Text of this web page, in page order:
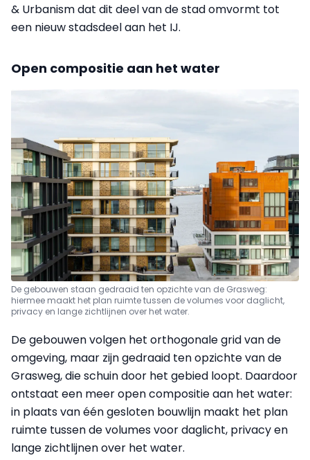
& Urbanism dat dit deel van de stad omvormt tot
een nieuw stadsdeel aan het IJ.
Open compositie aan het water
De gebouwen staan gedraaid ten opzichte van de Grasweg:
hiermee maakt het plan ruimte tussen de volumes voor daglicht,
privacy en lange zichtlijnen over het water.
De gebouwen volgen het orthogonale grid van de
omgeving, maar zijn gedraaid ten opzichte van de
Grasweg, die schuin door het gebied loopt. Daardoor
ontstaat een meer open compositie aan het water:
in plaats van één gesloten bouwlijn maakt het plan
ruimte tussen de volumes voor daglicht, privacy en
lange zichtlijnen over het water.